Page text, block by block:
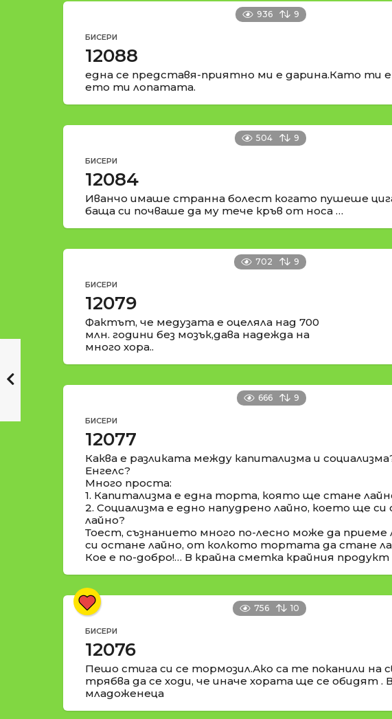
936 9
БИСЕРИ
12088
една се представя-приятно ми е дарина.Като ти
ето ти лопатата.
504 9
БИСЕРИ
12084
Иванчо имаше странна болест когато пушеше
баща си почваше да му тече кръв от носа …
702 9
БИСЕРИ
12079
Фактът, че медузата е оцеляла над 700
млн. години без мозък,дава надежда на
много хора..
666 9
БИСЕРИ
12077
Каква е разликата между капитализма и
Енгелс?
Много проста:
1. Капитализма е една торта, която ще стане
2. Социализма е едно напудрено лайно, което ще си
лайно?
Тоест, съзнанието много по-лесно може да приеме
си остане лайно, от колкото тортата да стане
Кое е по-добро!… В крайна сметка крайния продукт
756 10
БИСЕРИ
12076
Пешо стига си се тормозил.Ако са те поканили на
трябва да се ходи, че иначе хората ще се обидят .
младоженеца